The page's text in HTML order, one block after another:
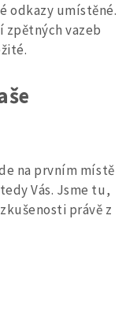
odkazy umístěné.
zpětných vazeb
na prvním místě
Vás. Jsme tu,
právě z